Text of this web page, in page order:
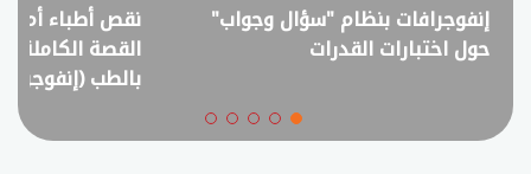
إنفوجرافات بنظام "سؤال وجواب"
حول اختبارات القدرات
نقص أطباء أم
القصة الكاملة
بالطب